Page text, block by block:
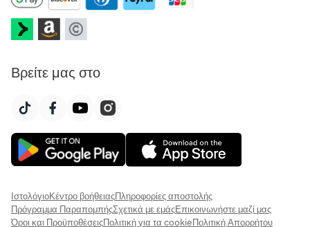
Βρείτε μας στο
ΙστολόγιοΚέντρο βοήθειαςΠληροφορίες αποστολής
Πρόγραμμα ΠαραπομπήςΣχετικά με εμάςΕπικοινωνήστε μαζί μας
Όροι και ΠροϋποθέσειςΠολιτική για τα cookieΠολιτική Απορρήτου